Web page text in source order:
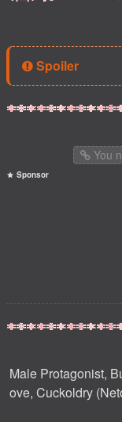
Spoiler
You
Sponsor
Male Protagonist,
ove, Cuckoldry